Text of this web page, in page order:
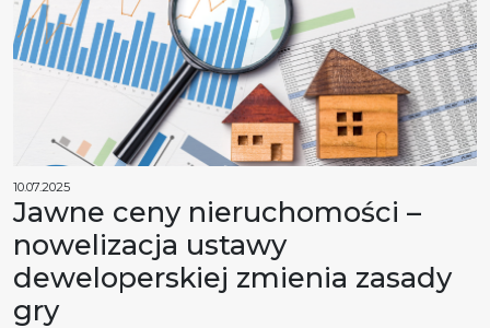
10.07.2025
Jawne ceny nieruchomości –
nowelizacja ustawy
deweloperskiej zmienia zasady
gry